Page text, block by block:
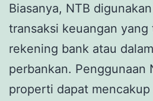
Biasanya, NTB
transaksi keuangan yang
rekening bank atau
perbankan. Penggunaan
properti dapat